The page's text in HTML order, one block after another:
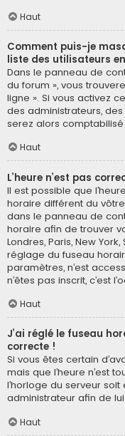
Haut
Comment puis-je
liste des utilisateurs
Dans le panneau de
du forum », vous
ligne ». Si vous activez
des administrateurs,
serez alors
Haut
L’heure n’est pas
Il est possible que
horaire différent du
dans le panneau de
horaire afin de trouver
Londres, Paris, New
réglage du fuseau
paramètres, n’est
n’êtes pas inscrit, c’est
Haut
J’ai réglé le fuseau
correcte !
Si vous êtes certain
mais que l’heure n’est
l’horloge du serveur
administrateur afin de
Haut